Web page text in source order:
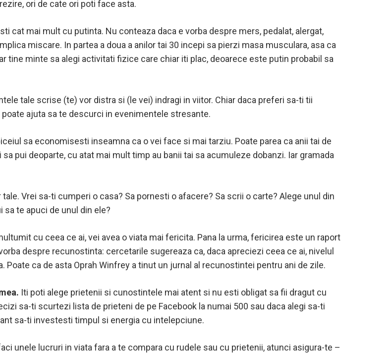
ori de cate ori poti face asta.
cat mai mult cu putinta. Nu conteaza daca e vorba despre mers, pedalat, alergat,
miscare. In partea a doua a anilor tai 30 incepi sa pierzi masa musculara, asa ca
tine minte sa alegi activitati fizice care chiar iti plac, deoarece este putin probabil sa
tale scrise (te) vor distra si (le vei) indragi in viitor. Chiar daca preferi sa-ti tii
ajuta sa te descurci in evenimentele stresante.
sa economisesti inseamna ca o vei face si mai tarziu. Poate parea ca anii tai de
pui deoparte, cu atat mai mult timp au banii tai sa acumuleze dobanzi. Iar gramada
Vrei sa-ti cumperi o casa? Sa pornesti o afacere? Sa scrii o carte? Alege unul din
te apuci de unul din ele?
cu ceea ce ai, vei avea o viata mai fericita. Pana la urma, fericirea este un raport
despre recunostinta: cercetarile sugereaza ca, daca apreciezi ceea ce ai, nivelul
ca de asta Oprah Winfrey a tinut un jurnal al recunostintei pentru ani de zile.
Iti poti alege prietenii si cunostintele mai atent si nu esti obligat sa fii dragut cu
sa-ti scurtezi lista de prieteni de pe Facebook la numai 500 sau daca alegi sa-ti
sa-ti investesti timpul si energia cu intelepciune.
unele lucruri in viata fara a te compara cu rudele sau cu prietenii, atunci asigura-te –